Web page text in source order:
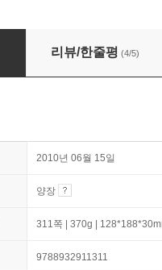
리뷰/한줄평 (4/5)
2010년 06월 15일
양장
311쪽 | 370g |
9788932911311